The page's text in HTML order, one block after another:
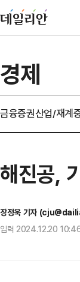
경제
금융증권산업/재계
해진공,
장정욱 기자
입력 2024.12.20